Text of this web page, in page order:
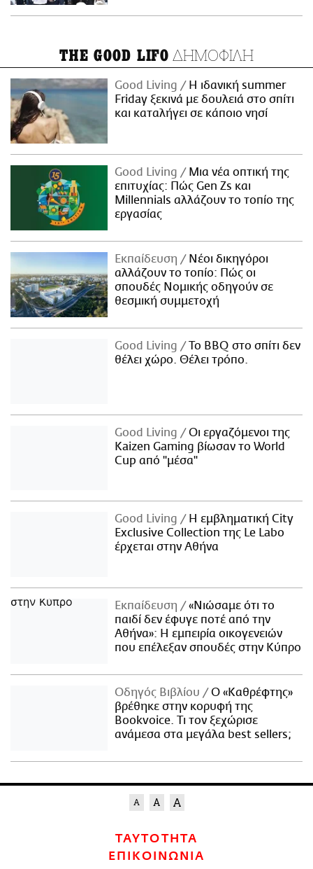
THE GOOD LIFO ΔΗΜΟΦΙΛΗ
Good Living
Η ιδανική summer
Friday ξεκινά με δουλειά στο σπίτι
και καταλήγει σε κάποιο νησί
Good Living
Μια νέα οπτική της
επιτυχίας: Πώς Gen Zs και
Millennials αλλάζουν το τοπίο της
εργασίας
Εκπαίδευση
Νέοι δικηγόροι
αλλάζουν το τοπίο: Πώς οι
σπουδές Νομικής οδηγούν σε
θεσμική συμμετοχή
Good Living
Το BBQ στο σπίτι δεν
θέλει χώρο. Θέλει τρόπο.
Good Living
Οι εργαζόμενοι της
Kaizen Gaming βίωσαν το World
Cup από "μέσα"
Good Living
Η εμβληματική City
Exclusive Collection της Le Labo
έρχεται στην Αθήνα
Εκπαίδευση
«Νιώσαμε ότι το
παιδί δεν έφυγε ποτέ από την
Αθήνα»: Η εμπειρία οικογενειών
που επέλεξαν σπουδές στην Κύπρο
Οδηγός Βιβλίου
Ο «Καθρέφτης»
βρέθηκε στην κορυφή της
Bookvoice. Τι τον ξεχώρισε
ανάμεσα στα μεγάλα best sellers;
ΤΑΥΤΟΤΗΤΑ
ΕΠΙΚΟΙΝΩΝΙΑ